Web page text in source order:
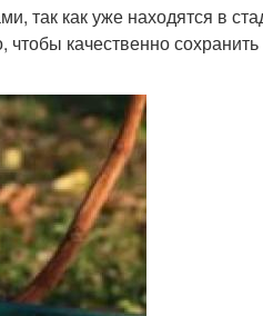
так как уже находятся в
качественно сохранить